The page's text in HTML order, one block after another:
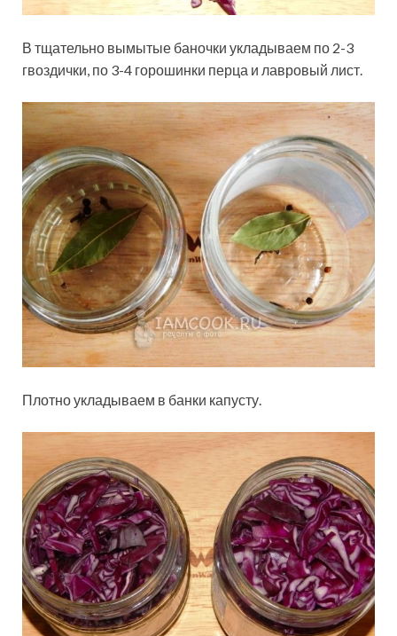
В тщательно вымытые баночки укладываем по 2-3
гвоздички, по 3-4 горошинки перца и лавровый лист.
Плотно укладываем в банки капусту.